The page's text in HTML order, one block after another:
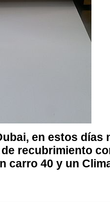
, en estos días
recubrimiento
carro 40 y un